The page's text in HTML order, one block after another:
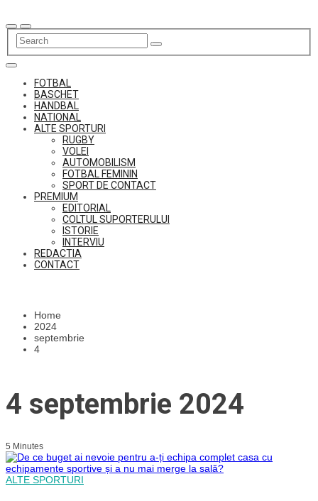
to
content
FOTBAL
BASCHET
HANDBAL
NATIONAL
ALTE SPORTURI
RUGBY
VOLEI
AUTOMOBILISM
FOTBAL FEMININ
SPORT DE CONTACT
PREMIUM
EDITORIAL
COLTUL SUPORTERULUI
ISTORIE
INTERVIU
REDACTIA
CONTACT
Home
2024
septembrie
4
4 septembrie 2024
5 Minutes
ALTE SPORTURI